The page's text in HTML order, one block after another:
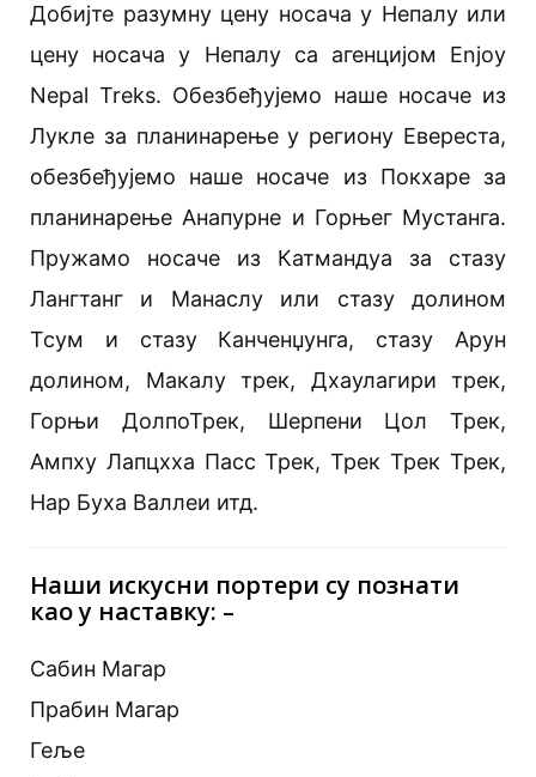
Добијте разумну цену носача у Непалу или
цену носача у Непалу са агенцијом Enjoy
Nepal Treks. Обезбеђујемо наше носаче из
Лукле за планинарење у региону Евереста,
обезбеђујемо наше носаче из Покхаре за
планинарење Анапурне и Горњег Мустанга.
Пружамо носаче из Катмандуа за стазу
Лангтанг и Манаслу или стазу долином
Тсум и стазу Канченџунга, стазу Арун
долином, Макалу трек, Дхаулагири трек,
Горњи ДолпоТрек, Шерпени Цол Трек,
Ампху Лапцхха Пасс Трек, Трек Трек Трек,
Нар Буха Валлеи итд.
Наши искусни портери су познати
као у наставку: –
Сабин Магар
Прабин Магар
Геље